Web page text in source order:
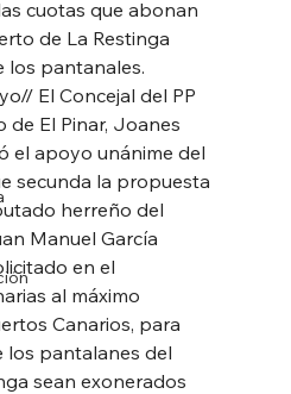
cuotas que abonan
de La Restinga
los pantanales.
El Concejal del PP
de El Pinar, Joanes
el apoyo unánime del
secunda la propuesta
herreño del
Manuel García
en el
al máximo
Canarios, para
los pantalanes del
sean exonerados